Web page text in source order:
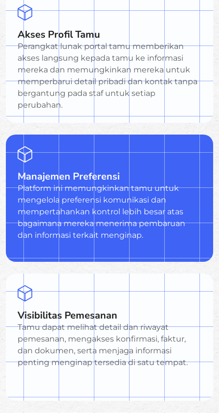
Akses Profil Tamu
Perangkat lunak portal tamu memberikan
akses langsung kepada tamu ke informasi
mereka dan memungkinkan mereka untuk
memperbarui detail pribadi dan kontak tanpa
bergantung pada staf untuk setiap
perubahan.
Manajemen Preferensi
Platform ini memungkinkan tamu untuk
mengelola preferensi komunikasi dan
mempertahankan kontrol lebih besar atas
bagaimana mereka menerima pembaruan
dan informasi terkait menginap.
Visibilitas Pemesanan
Tamu dapat melihat detail dan riwayat
pemesanan, mengakses konfirmasi, faktur,
dan dokumen, serta menjaga informasi
penting menginap tersedia di satu tempat.